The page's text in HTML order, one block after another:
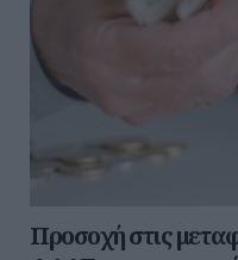
Προσοχή στις